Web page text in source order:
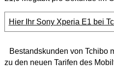
Hier Ihr Sony Xperia E1 bei
Bestandskunden von Tchibo
zu den neuen Tarifen des